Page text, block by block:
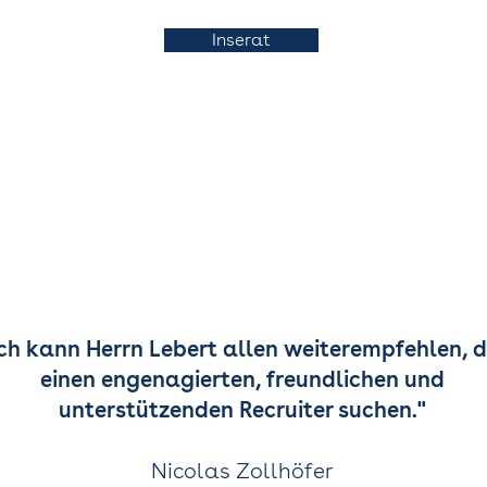
Inserat
kann Herrn Lebert allen weiterempfehlen,
einen engenagierten, freundlichen und
unterstützenden Recruiter suchen."
Nicolas Zollhöfer